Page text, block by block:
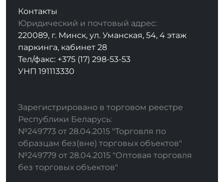
Контакты
Юридический и почтовый адрес:
220089, г. Минск, ул. Уманская, 54, 4 этаж
паркинга, кабинет 28
Тел/факс: +375 (17) 298-53-53
УНП 191113330
Зарегистрировано в торговом реестре
Республики Беларусь:
№249773 от 28.04.2015 "Торговля по
образцам без(вне) торговых объектов"
№249779 от 28.04.2015 "Оптовая торговля
без торговых объектов"